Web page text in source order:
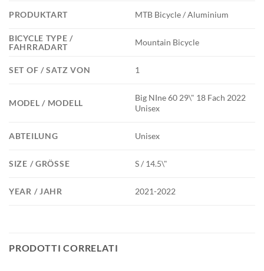
PRODUKTART MTB Bicycle / Aluminium
BICYCLE TYPE /
FAHRRADART
Mountain Bicycle
SET OF / SATZ VON 1
MODEL / MODELL
Big NIne 60 29\" 18 Fach 2022
Unisex
ABTEILUNG Unisex
SIZE / GRÖSSE S / 14.5\"
YEAR / JAHR 2021-2022
PRODOTTI CORRELATI